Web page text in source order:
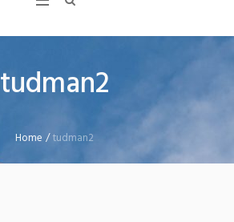
tudman2
Home /tudman2